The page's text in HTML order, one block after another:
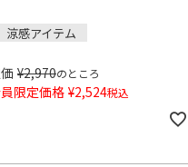
涼感アイテム
¥2,970のところ
限定価格 ¥2,524税込